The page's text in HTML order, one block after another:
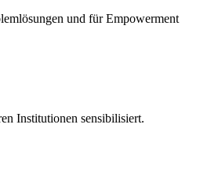
und für Empowerment
Institutionen sensibilisiert.